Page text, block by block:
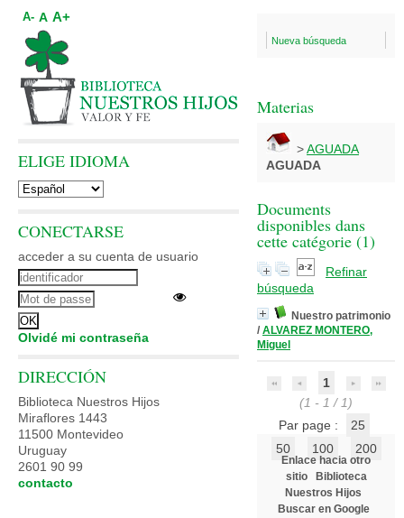
Nueva búsqueda
Materias
>AGUADA
AGUADA
Documents
disponibles dans
cette catégorie (1)
Refinar
búsqueda
Nuestro patrimonio
/ ALVAREZ MONTERO,
Miguel
1
(1 - 1 / 1)
Par page :
25
50
100 200
Enlace hacia otro
sitio
Biblioteca
Nuestros Hijos
Buscar en Google
A- A A+
ELIGE IDIOMA
CONECTARSE
acceder a su cuenta de usuario
Olvidé mi contraseña
DIRECCIÓN
Biblioteca Nuestros Hijos
Miraflores 1443
11500 Montevideo
Uruguay
2601 90 99
contacto